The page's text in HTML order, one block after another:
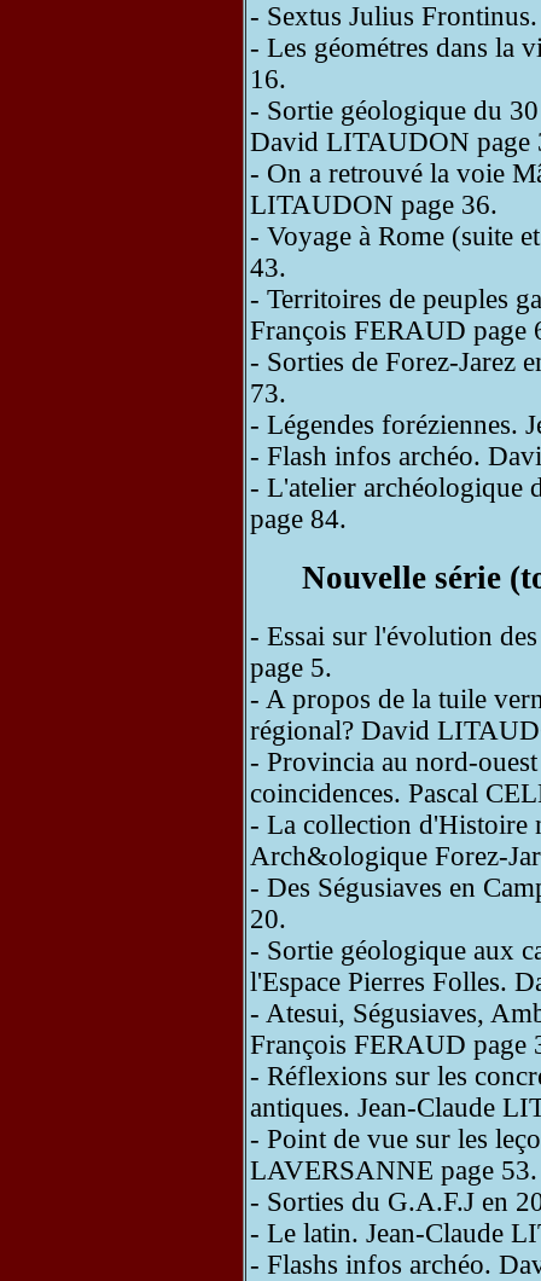
- Sextus Julius
- Les géométres dans la
16.
- Sortie géologique du
David LITAUDON page
- On a retrouvé la voie
LITAUDON page 36.
- Voyage à Rome (suite
43.
- Territoires de peuples
François FERAUD page
- Sorties de Forez-Jarez
73.
- Légendes foréziennes.
- Flash infos archéo.
- L'atelier archéologique
page 84.
Nouvelle série
- Essai sur l'évolution
page 5.
- A propos de la tuile
régional? David
- Provincia au nord-
coincidences. Pascal
- La collection d'Histoire
Arch&ologique Forez-
- Des Ségusiaves en
20.
- Sortie géologique aux
l'Espace Pierres Folles.
- Atesui, Ségusiaves,
François FERAUD page
- Réflexions sur les
antiques. Jean-Claude
- Point de vue sur les
LAVERSANNE page 53.
- Sorties du G.A.F.J en
- Le latin. Jean-Claude
- Flashs infos archéo.